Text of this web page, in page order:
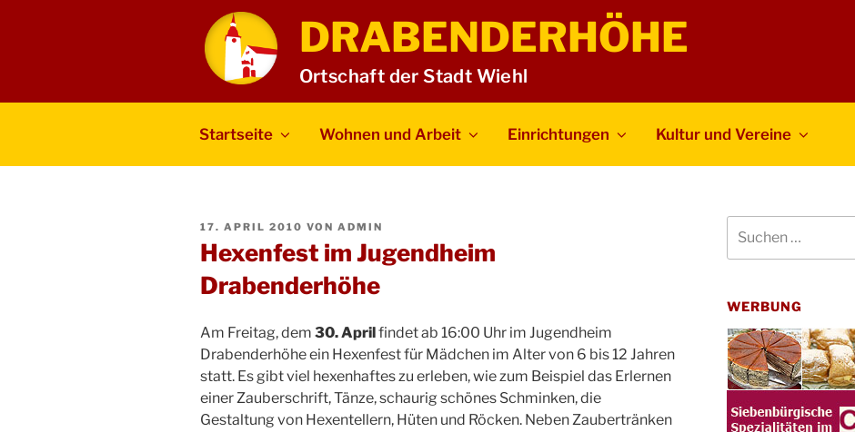
DRABENDERHÖHE
Ortschaft der Stadt Wiehl
Startseite Wohnen und Arbeit Einrichtungen Kultur und Vereine
VERÖFFENTLICHT
17. APRIL 2010 VON ADMIN
Hexenfest im Jugendheim
Drabenderhöhe
Am Freitag, dem 30. Aprilfindet ab 16:00 Uhr im Jugendheim
Drabenderhöhe ein Hexenfest für Mädchen im Alter von 6 bis 12 Jahren
statt. Es gibt viel hexenhaftes zu erleben, wie zum Beispiel das Erlernen
einer Zauberschrift, Tänze, schaurig schönes Schminken, die
Gestaltung von Hexentellern, Hüten und Röcken. Neben Zaubertränken
nach:
WERBUNG